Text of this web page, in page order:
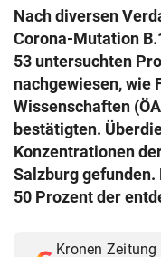
search
eingeben
© Krone Multimedia
Muthgasse 2, 1190
Nach diversen
Corona-Mutation
53 untersuchten
nachgewiesen, wie
Wissenschaften
bestätigten.
Konzentrationen
Salzburg
50 Prozent der
Kronen